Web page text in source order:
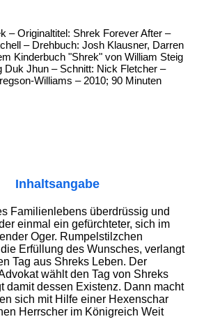
– Originaltitel: Shrek Forever After –
– Drehbuch: Josh Klausner, Darren
Kinderbuch "Shrek" von William Steig
Duk Jhun – Schnitt: Nick Fletcher –
Williams – 2010; 90 Minuten
Inhaltsangabe
Familienlebens überdrüssig und
einmal ein gefürchteter, sich im
Oger. Rumpelstilzchen
Erfüllung des Wunsches, verlangt
Tag aus Shreks Leben. Der
wählt den Tag von Shreks
damit dessen Existenz. Dann macht
sich mit Hilfe einer Hexenschar
Herrscher im Königreich Weit